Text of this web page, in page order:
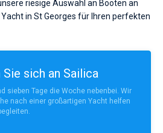
riesige Auswahl an Booten an
in St Georges für Ihren perfekten
Sie sich an Sailica
sieben Tage die Woche nebenbei. Wir
nach einer großartigen Yacht helfen